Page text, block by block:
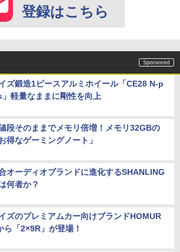
登録はこちら
ズ鍛造1ピースアルミホイール「CE28 N-p
軽量なままに剛性を向上
段そのままでメモリ倍増！メモリ32GBの
お得なゲーミングノート」
オーディオブランドに進化するSHANLING
何者か？
ズのプレミアムカー向けブランドHOMUR
ら「2×9R」が登場！